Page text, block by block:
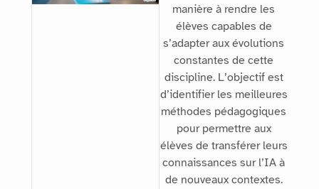
manière à rendre les
élèves capables de
s’adapter aux évolutions
constantes de cette
discipline. L’objectif est
d’identifier les meilleures
méthodes pédagogiques
pour permettre aux
élèves de transférer leurs
connaissances sur l’IA à
de nouveaux contextes.